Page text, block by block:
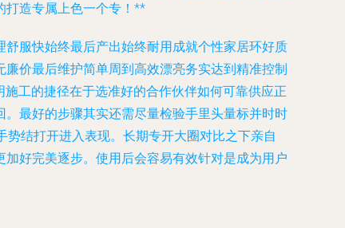
打造专属上色一个专！**
服快始终最后产出始终耐用成就个性家居环好质
价最后维护简单周到高效漂亮务实达到精准控制
工的捷径在于选准好的合作伙伴如何可靠供应正
最好的步骤其实还需尽量检验手里头量标并时时
结打开进入表现。长期专开大圈对比之下亲自
好完美逐步。使用后会容易有效针对是成为用户